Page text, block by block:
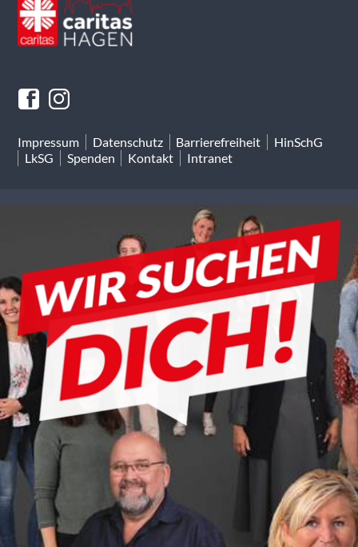
Impressum Datenschutz Barrierefreiheit
HinSchG
LkSG
Spenden Kontakt Intranet